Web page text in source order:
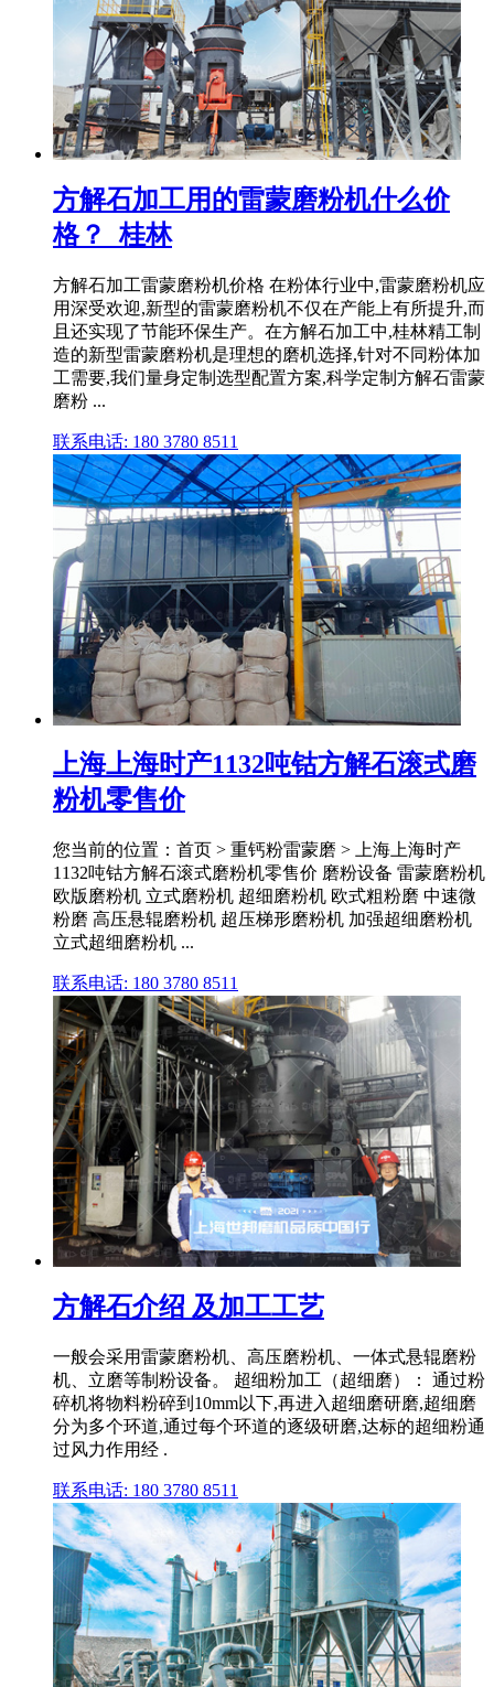
方解石加工用的雷蒙磨粉机什么价
格？_桂林
方解石加工雷蒙磨粉机价格 在粉体行业中,雷蒙磨粉机应
用深受欢迎,新型的雷蒙磨粉机不仅在产能上有所提升,而
且还实现了节能环保生产。在方解石加工中,桂林精工制
造的新型雷蒙磨粉机是理想的磨机选择,针对不同粉体加
工需要,我们量身定制选型配置方案,科学定制方解石雷蒙
磨粉 ...
联系电话: 180 3780 8511
上海上海时产1132吨钴方解石滚式磨
粉机零售价
您当前的位置：首页 > 重钙粉雷蒙磨 > 上海上海时产
1132吨钴方解石滚式磨粉机零售价 磨粉设备 雷蒙磨粉机
欧版磨粉机 立式磨粉机 超细磨粉机 欧式粗粉磨 中速微
粉磨 高压悬辊磨粉机 超压梯形磨粉机 加强超细磨粉机
立式超细磨粉机 ...
联系电话: 180 3780 8511
方解石介绍 及加工工艺
一般会采用雷蒙磨粉机、高压磨粉机、一体式悬辊磨粉
机、立磨等制粉设备。 超细粉加工（超细磨）： 通过粉
碎机将物料粉碎到10mm以下,再进入超细磨研磨,超细磨
分为多个环道,通过每个环道的逐级研磨,达标的超细粉通
过风力作用经 .
联系电话: 180 3780 8511